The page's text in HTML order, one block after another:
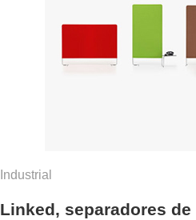
Industrial
Linked, separadores